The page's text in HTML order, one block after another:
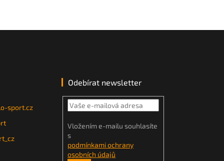
sport.cz
Odebírat newsletter
Vložením e-mailu souhlasíte
s
podmínkami ochrany
osobních údajů